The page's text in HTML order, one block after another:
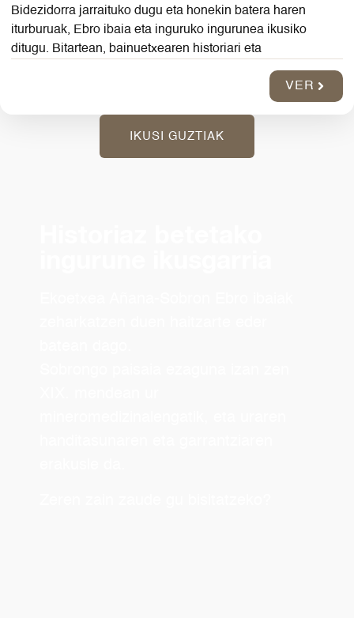
Bidezidorra jarraituko dugu eta honekin batera haren
iturburuak, Ebro ibaia eta inguruko ingurunea ikusiko
ditugu. Bitartean, bainuetxearen historiari eta
VER
IKUSI GUZTIAK